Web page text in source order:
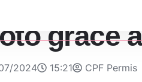
grâce
2024 15:21 CPF Permis